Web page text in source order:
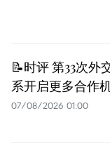
📝时评 第33次外
系开启更多合作
07/08/2026 01:00